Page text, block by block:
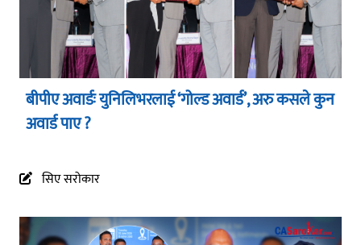
बीपीए अवार्डः युनिलिभरलाई ‘गोल्ड अवार्ड’, अरु कसले कुन
अवार्ड पाए ?
सिए सरोकार